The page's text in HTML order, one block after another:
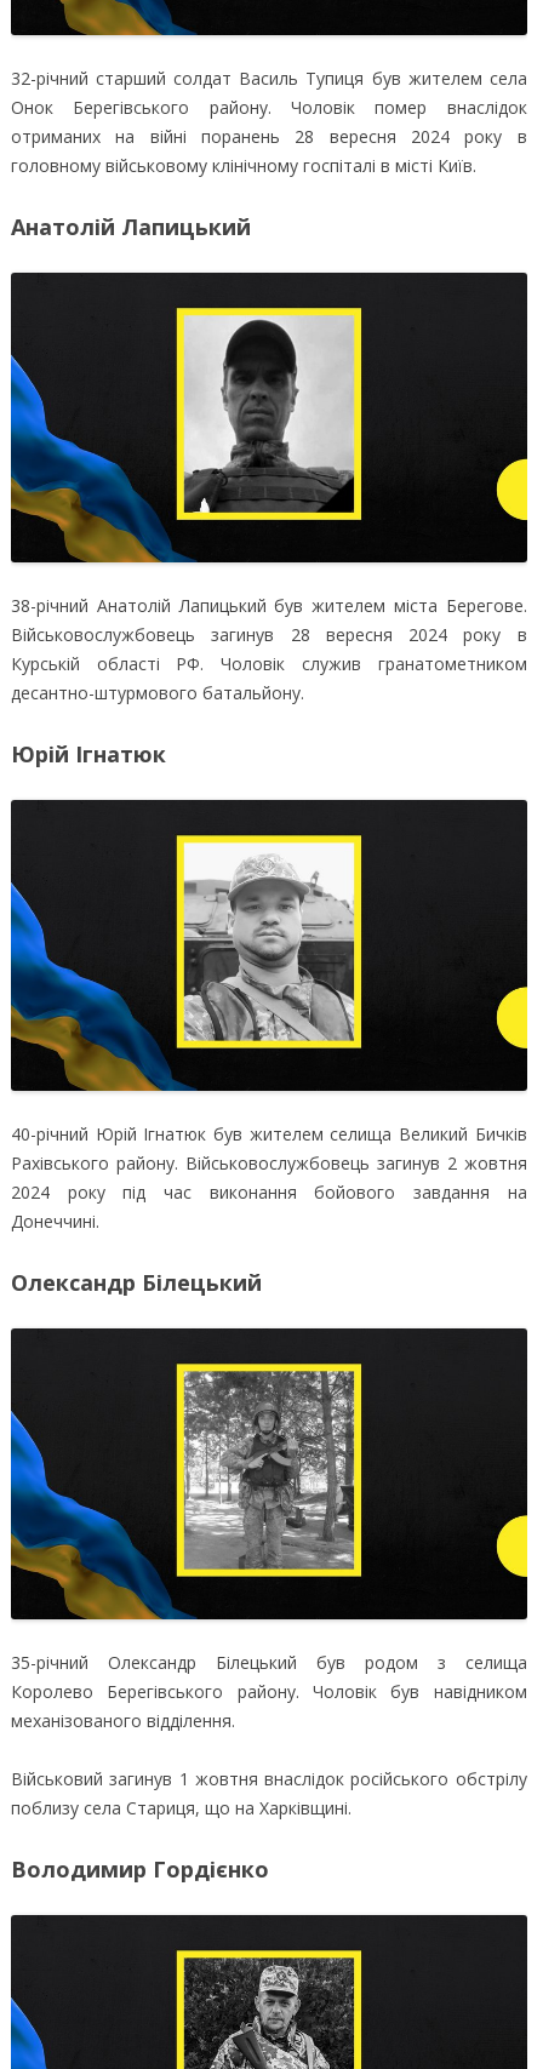
32-річний старший солдат Василь Тупиця був жителем села
Онок Берегівського району. Чоловік помер внаслідок
отриманих на війні поранень 28 вересня 2024 року в
головному військовому клінічному госпіталі в місті Київ.
Анатолій Лапицький
38-річний Анатолій Лапицький був жителем міста Берегове.
Військовослужбовець загинув 28 вересня 2024 року в
Курській області РФ. Чоловік служив гранатометником
десантно-штурмового батальйону.
Юрій Ігнатюк
40-річний Юрій Ігнатюк був жителем селища Великий Бичків
Рахівського району. Військовослужбовець загинув 2 жовтня
2024 року під час виконання бойового завдання на
Донеччині.
Олександр Білецький
35-річний Олександр Білецький був родом з селища
Королево Берегівського району. Чоловік був навідником
механізованого відділення.
Військовий загинув 1 жовтня внаслідок російського обстрілу
поблизу села Стариця, що на Харківщині.
Володимир Гордієнко